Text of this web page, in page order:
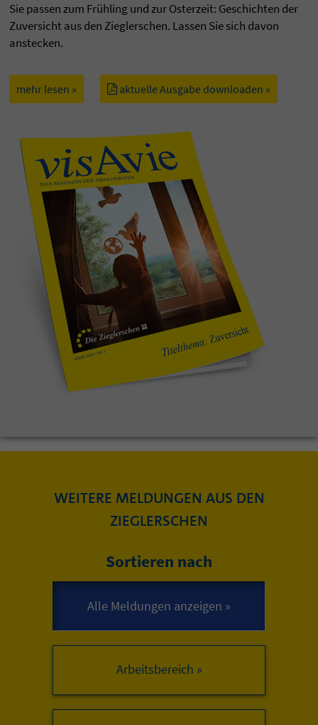
Sie passen zum Frühling und zur Osterzeit: Geschichten der
Zuversicht aus den Zieglerschen. Lassen Sie sich davon
anstecken.
mehr lesen » aktuelle Ausgabe downloaden »
WEITERE MELDUNGEN AUS DEN
ZIEGLERSCHEN
Sortieren nach
Arbeitsbereich »